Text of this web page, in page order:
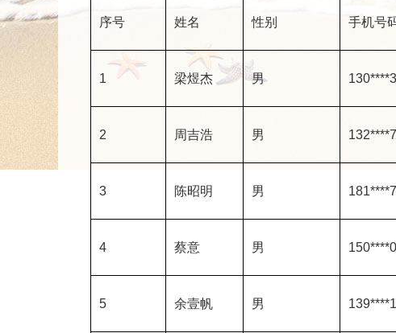
序号 姓名 性别 手机号
1 梁煜杰 男
2 周吉浩 男
3 陈昭明 男
4 蔡意 男
5 余壹帆 男